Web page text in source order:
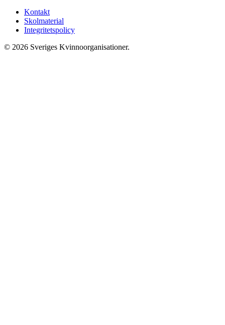
Kontakt
Skolmaterial
Integritetspolicy
© 2026 Sveriges Kvinnoorganisationer.